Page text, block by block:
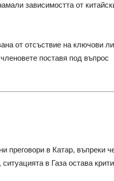
зависимостта от
от отсъствие на ключови
поставя под въпрос
преговори в Катар, въпреки
в Газа остава